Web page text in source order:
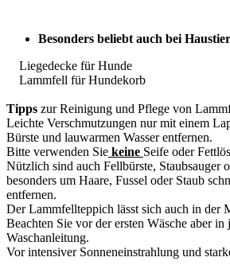
Besonders beliebt auch bei
Liegedecke für Hunde
Lammfell für Hundekorb
Tipps zur Reinigung und Pflege von
Leichte Verschmutzungen nur mit einem
Bürste und lauwarmen Wasser entfernen.
Bitte verwenden Sie keine Seife oder
Nützlich sind auch Fellbürste, Staubsauger
besonders um Haare, Fussel oder Staub
entfernen.
Der Lammfellteppich lässt sich auch in der
Beachten Sie vor der ersten Wäsche aber in
Waschanleitung.
Vor intensiver Sonneneinstrahlung und